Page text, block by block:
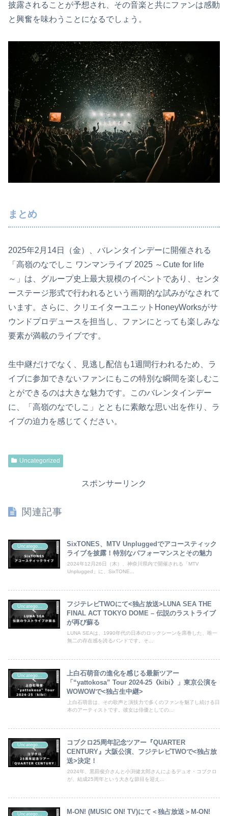
披露されることが予想され、その音楽と共にファンは感動
と興奮を味わうことになるでしょう。
まとめ
2025年2月14日（金）、バレンタインデーに開催される
「高嶺のなでしこ ワンマンライブ 2025 ～Cute for life
～」は、グループ史上最大規模のイベントであり、センタ
ーステージ形式で行われるという画期的な試みがなされて
います。さらに、クリエイターユニットHoneyWorksがサ
ウンドプロデュースを担当し、ファンにとっても楽しみな
要素が満載のライブです。
生中継だけでなく、見逃し配信も1週間行われるため、ラ
イブに参加できないファンにもこの特別な瞬間を楽しむこ
とができるのは大きな魅力です。このバレンタインデー
に、「高嶺のなでしこ」とともに素敵な思い出を作り、ラ
イブの迫力を感じてください。
Uncategorized
スポンサーリンク
関連記事
Uncategorized
SixTONES、MTV Unpluggedでアコースティック
ライブを披露！特別なパフォーマンスとその魅力
2024年12月26日（木）、神奈川県内で開催される「MTV
Unplugged」に、SixTONE...
Uncategorized
フジテレビTWOにて<独占放送>LUNA SEA THE
FINAL ACT TOKYO DOME – 伝説のラストライブ
が再び蘇る
LUNA SEAは、1990年代の日本のロックシーンを席巻した、唯一
無二の存在感を誇るバンドです。そ...
上白石萌音の進化を感じる最新ツアー
「“yattokosa” Tour 2024-25《kibi》」東京公演を
WOWOWで<独占生中継>
上白石萌音は、その歌声と演技力で多くのファンを魅了し続ける日
本のアーティストです。彼女は俳優としての...
コブクロ25周年記念ツアー『QUARTER
CENTURY』大阪公演、フジテレビTWOで<独占放
送>決定！
2024年、黒田俊介さんと小渕健太郎さんによるデュオ・コブクロ
が、結成25周年という大きな節目を迎え...
M-ON! (MUSIC ON! TV)にて＜独占放送＞M-ON!